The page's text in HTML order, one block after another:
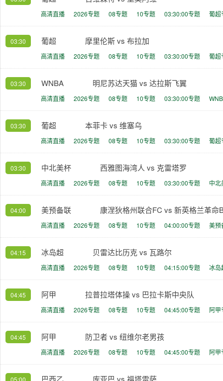
高清直播 2026专题 08专题 10专题 03:30:00专题 葡超
03:30 葡超 摩里伦斯 vs 布拉加
高清直播 2026专题 08专题 10专题 03:30:00专题 葡超
03:30 WNBA 明尼苏达天猫 vs 达拉斯飞翼
高清直播 2026专题 08专题 10专题 03:30:00专题
03:30 葡超 本菲卡 vs 维塞乌
高清直播 2026专题 08专题 10专题 03:30:00专题 葡超
03:30 中北美杯 西雅图海湾人 vs 克雷塔罗
高清直播 2026专题 08专题 10专题 03:30:00专题 中北
04:00 美预备联 康涅狄格州联合FC vs 新英格兰革命
高清直播 2026专题 08专题 10专题 04:00:00专题 美预
04:15 冰岛超 贝雷达比历克 vs 瓦路尔
高清直播 2026专题 08专题 10专题 04:15:00专题 冰岛
04:45 阿甲 拉普拉塔体操 vs 巴拉卡斯中央队
高清直播 2026专题 08专题 10专题 04:45:00专题 阿甲
04:45 阿甲 防卫者 vs 纽维尔老男孩
高清直播 2026专题 08专题 10专题 04:45:00专题 阿甲
05:00 巴西乙 库亚巴 vs 福塔雷萨